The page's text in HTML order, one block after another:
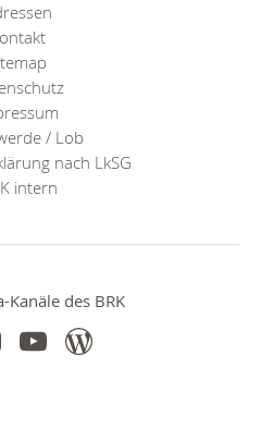
/ Lob
nach LkSG
intern
Kanäle des BRK